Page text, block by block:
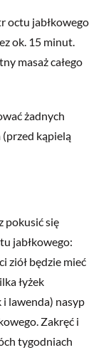
octu jabłkowego
ok. 15 minut.
masaż całego
żadnych
kąpielą
pokusić się
jabłkowego:
ziół będzie mieć
łyżek
i lawenda) nasyp
Zakręć i
tygodniach